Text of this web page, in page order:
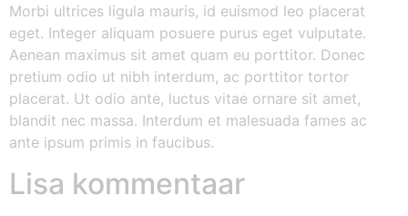
Morbi ultrices ligula mauris, id euismod leo placerat
eget. Integer aliquam posuere purus eget vulputate.
Aenean maximus sit amet quam eu porttitor. Donec
pretium odio ut nibh interdum, ac porttitor tortor
placerat. Ut odio ante, luctus vitae ornare sit amet,
blandit nec massa. Interdum et malesuada fames ac
ante ipsum primis in faucibus.
Lisa kommentaar